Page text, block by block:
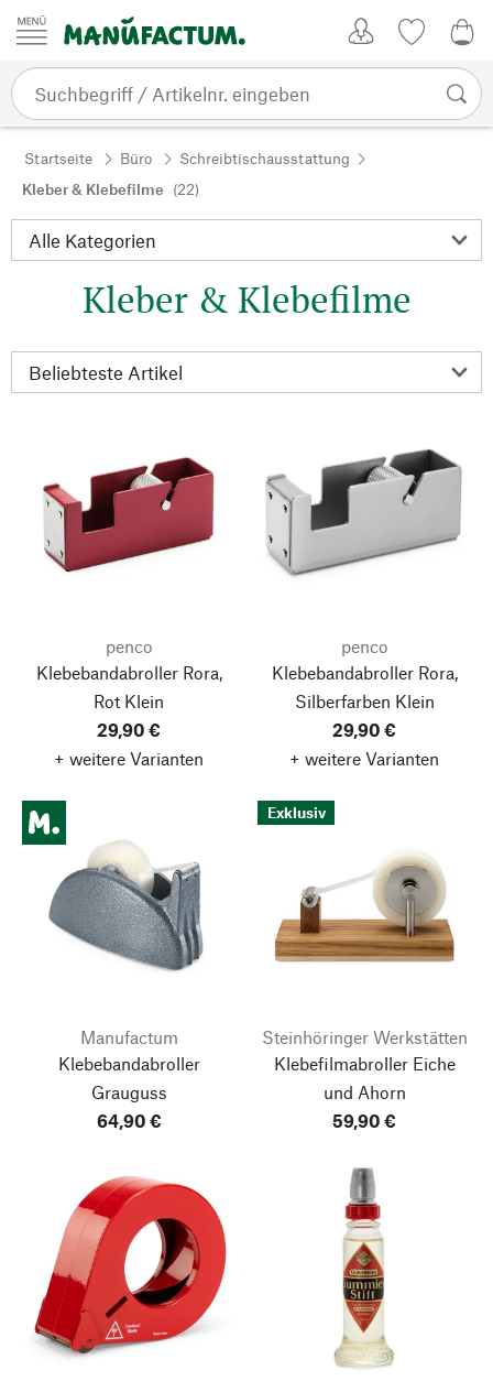
Zum Inhalt springen
Startseite Büro
Schreibtischausstattung
Kleber & Klebefilme (22)
Kleber & Klebefilme
penco
Klebebandabroller Rora,
Rot Klein
29,90 €
+ weitere Varianten
penco
Klebebandabroller Rora,
Silberfarben Klein
29,90 €
+ weitere Varianten
Manufactum
Klebebandabroller
Grauguss
64,90 €
Exklusiv
Steinhöringer Werkstätten
Klebefilmabroller Eiche
und Ahorn
59,90 €